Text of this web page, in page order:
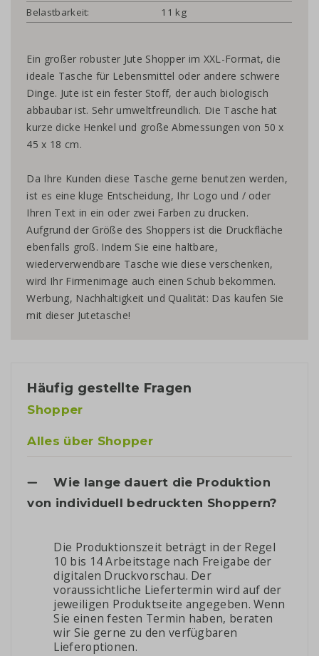
Belastbarkeit: 11 kg
Ein großer robuster Jute Shopper im XXL-Format, die
ideale Tasche für Lebensmittel oder andere schwere
Dinge. Jute ist ein fester Stoff, der auch biologisch
abbaubar ist. Sehr umweltfreundlich. Die Tasche hat
kurze dicke Henkel und große Abmessungen von 50 x
45 x 18 cm.
Da Ihre Kunden diese Tasche gerne benutzen werden,
ist es eine kluge Entscheidung, Ihr Logo und / oder
Ihren Text in ein oder zwei Farben zu drucken.
Aufgrund der Größe des Shoppers ist die Druckfläche
ebenfalls groß. Indem Sie eine haltbare,
wiederverwendbare Tasche wie diese verschenken,
wird Ihr Firmenimage auch einen Schub bekommen.
Werbung, Nachhaltigkeit und Qualität: Das kaufen Sie
mit dieser Jutetasche!
Häufig gestellte Fragen
Shopper
Alles über Shopper
Wie lange dauert die Produktion
von individuell bedruckten Shoppern?
Die Produktionszeit beträgt in der Regel
10 bis 14 Arbeitstage nach Freigabe der
digitalen Druckvorschau. Der
voraussichtliche Liefertermin wird auf der
jeweiligen Produktseite angegeben. Wenn
Sie einen festen Termin haben, beraten
wir Sie gerne zu den verfügbaren
Lieferoptionen.